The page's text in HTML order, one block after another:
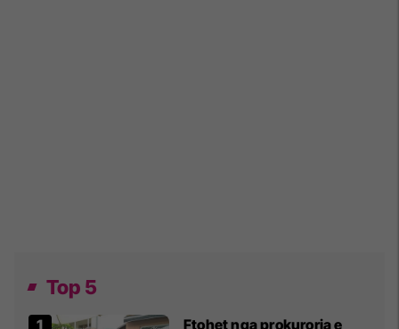
Top 5
Ftohet nga prokuroria e